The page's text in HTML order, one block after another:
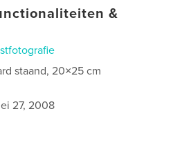
&
staand, 20×25 cm
27, 2008